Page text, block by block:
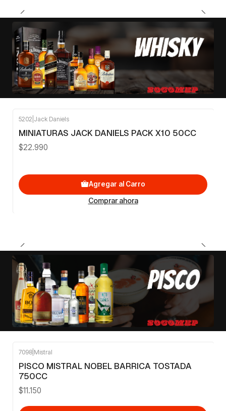
5202 Jack Daniels
MINIATURAS JACK DANIELS PACK X10 50CC
$22.990
Agregar al Carro
Comprar ahora
7098 Mistral
PISCO MISTRAL NOBEL BARRICA TOSTADA
750CC
$11.150